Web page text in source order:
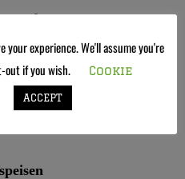
27,90€
|Koriander Limonen Dip
your experience. We'll assume you're
out if you wish.
Cookie
ACCEPT